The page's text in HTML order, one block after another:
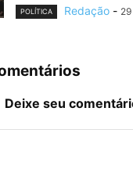
POLÍTICA Redação -
Deixe seu